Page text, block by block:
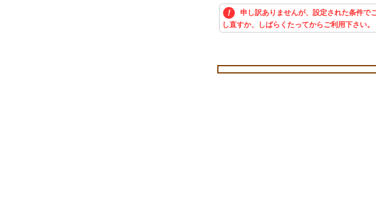
申し訳ありませんが、設定された条件で
し直すか、しばらくたってからご利用下さい。